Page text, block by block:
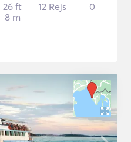
26 ft
8 m
12 Rejs 0